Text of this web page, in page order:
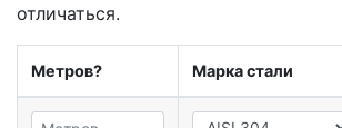
отличаться.
Метров? Марка стали